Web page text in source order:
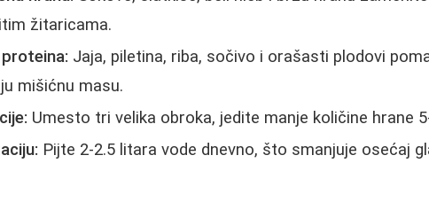
žitaricama.
Jaja, piletina, riba, sočivo i orašasti plodovi
mišićnu masu.
Umesto tri velika obroka, jedite manje količine hrane
Pijte 2-2.5 litara vode dnevno, što smanjuje osećaj